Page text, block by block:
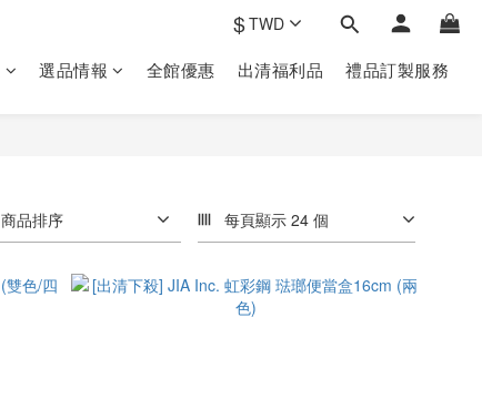
$TWD
選品情報 全館優惠 出清福利品 禮品訂製‎服務
商品排序 每頁顯示 24 個